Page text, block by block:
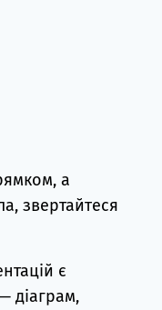
а
звертайтеся
є
діаграм,